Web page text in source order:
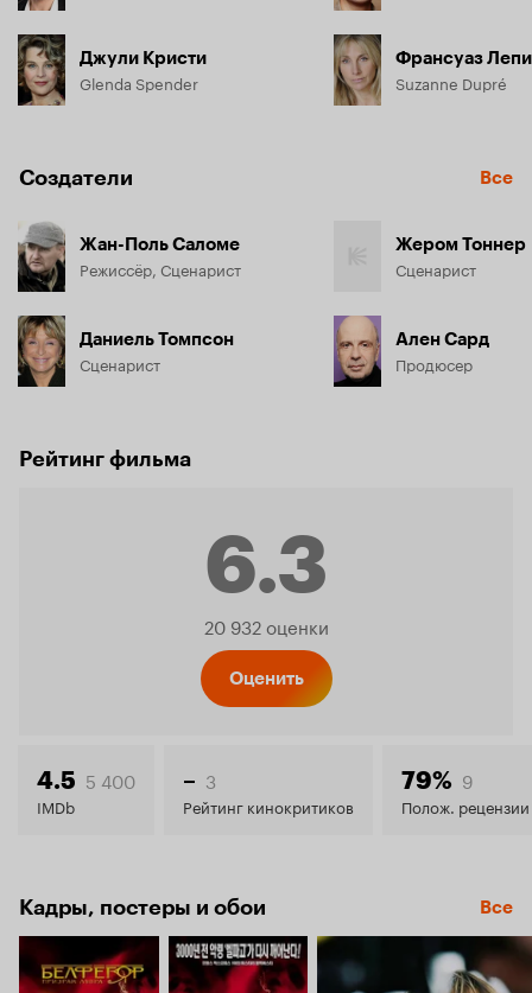
Джули Кристи
Glenda Spender
Франсуаз
Suzanne Dupré
Создатели Все
Жан-Поль Саломе
Режиссёр, Сценарист
Даниель Томпсон
Сценарист
Жером Тоннер
Сценарист
Ален Сард
Продюсер
Рейтинг фильма
6.3
Рейтинг
6.3
20 932 оценки
Оценить
4.5 5 400
IMDb
– 3
Рейтинг кинокритиков
79% 9
Полож. рецензии
Кадры, постеры и обои Все